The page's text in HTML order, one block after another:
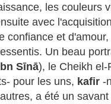
les couleurs
avec
confiance et
Un beau
Sīnā), le Cheikh el-
pour les uns, kafir -
a été un